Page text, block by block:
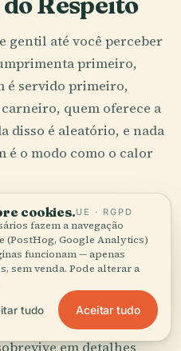
gentil até você perceber
primeiro,
é servido primeiro,
quem oferece a
disso é aleatório, e nada
é o modo como o calor
têm
ser tratado com
às soleiras. Um jovem
autoconfiança
sendo descontraído;
amadorismo. A
cookies.UE · RGPD
fazem a navegação
(PostHog, Google Analytics)
funcionam — apenas
sem venda. Pode alterar a
tudo Aceitar tudo